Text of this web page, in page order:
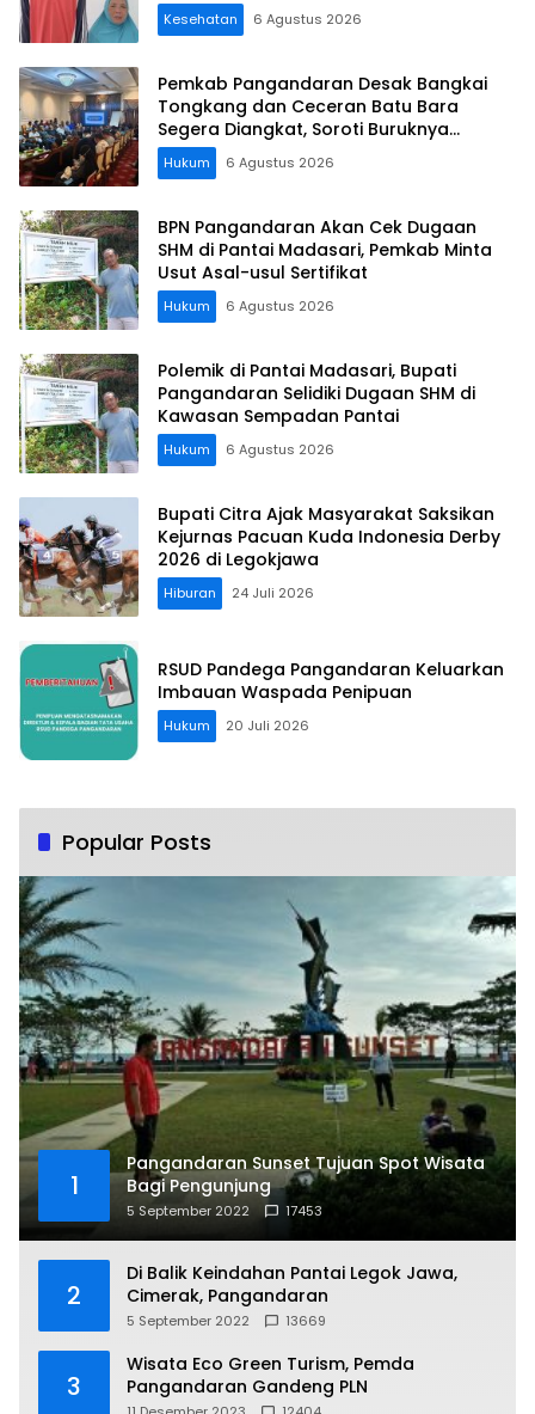
Kesehatan 6 Agustus 2026
Pemkab Pangandaran Desak Bangkai
Tongkang dan Ceceran Batu Bara
Segera Diangkat, Soroti Buruknya
Koordinasi Perusahaan
Hukum 6 Agustus 2026
BPN Pangandaran Akan Cek Dugaan
SHM di Pantai Madasari, Pemkab Minta
Usut Asal-usul Sertifikat
Hukum 6 Agustus 2026
Polemik di Pantai Madasari, Bupati
Pangandaran Selidiki Dugaan SHM di
Kawasan Sempadan Pantai
Hukum 6 Agustus 2026
Bupati Citra Ajak Masyarakat Saksikan
Kejurnas Pacuan Kuda Indonesia Derby
2026 di Legokjawa
Hiburan 24 Juli 2026
RSUD Pandega Pangandaran Keluarkan
Imbauan Waspada Penipuan
Hukum 20 Juli 2026
Popular Posts
1
Pangandaran Sunset Tujuan Spot Wisata
Bagi Pengunjung
5 September 2022 17453
2
Di Balik Keindahan Pantai Legok Jawa,
Cimerak, Pangandaran
5 September 2022 13669
3
Wisata Eco Green Turism, Pemda
Pangandaran Gandeng PLN